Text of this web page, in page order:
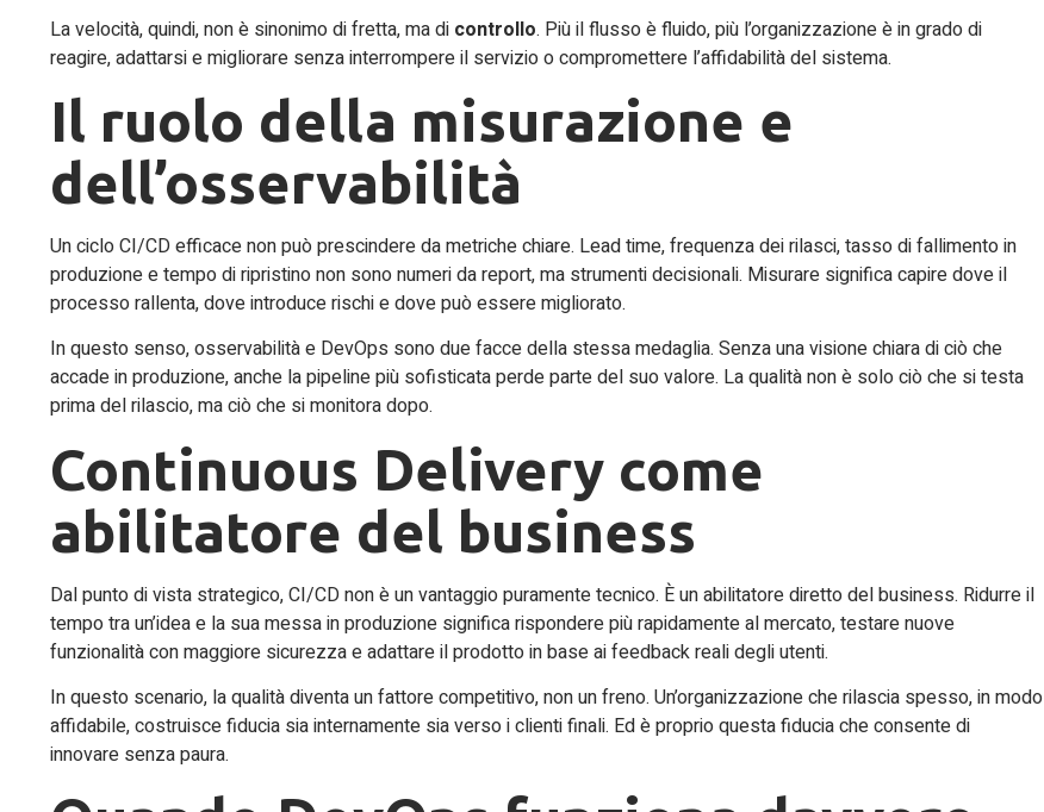
La velocità, quindi, non è sinonimo di fretta, ma di controllo. Più il flusso è fluido, più l’organizzazione è in grado di
reagire, adattarsi e migliorare senza interrompere il servizio o compromettere l’affidabilità del sistema.
Il ruolo della misurazione e
dell’osservabilità
Un ciclo CI/CD efficace non può prescindere da metriche chiare. Lead time, frequenza dei rilasci, tasso di fallimento in
produzione e tempo di ripristino non sono numeri da report, ma strumenti decisionali. Misurare significa capire dove il
processo rallenta, dove introduce rischi e dove può essere migliorato.
In questo senso, osservabilità e DevOps sono due facce della stessa medaglia. Senza una visione chiara di ciò che
accade in produzione, anche la pipeline più sofisticata perde parte del suo valore. La qualità non è solo ciò che si testa
prima del rilascio, ma ciò che si monitora dopo.
Continuous Delivery come
abilitatore del business
Dal punto di vista strategico, CI/CD non è un vantaggio puramente tecnico. È un abilitatore diretto del business. Ridurre il
tempo tra un’idea e la sua messa in produzione significa rispondere più rapidamente al mercato, testare nuove
funzionalità con maggiore sicurezza e adattare il prodotto in base ai feedback reali degli utenti.
In questo scenario, la qualità diventa un fattore competitivo, non un freno. Un’organizzazione che rilascia spesso, in modo
affidabile, costruisce fiducia sia internamente sia verso i clienti finali. Ed è proprio questa fiducia che consente di
innovare senza paura.